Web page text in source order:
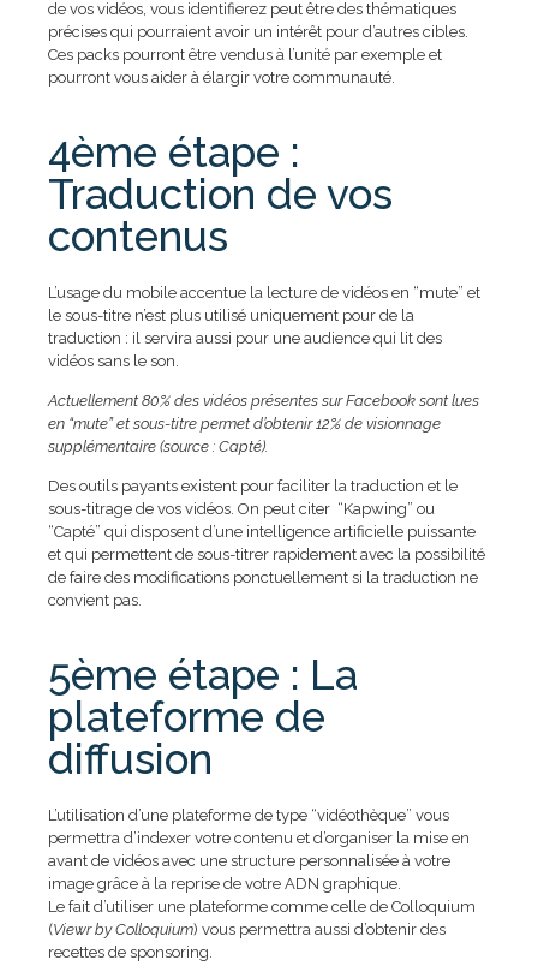
de vos vidéos, vous identifierez peut être des thématiques
précises qui pourraient avoir un intérêt pour d’autres cibles.
Ces packs pourront être vendus à l’unité par exemple et
pourront vous aider à élargir votre communauté.
4ème étape :
Traduction de vos
contenus
L’usage du mobile accentue la lecture de vidéos en “mute” et
le sous-titre n’est plus utilisé uniquement pour de la
traduction : il servira aussi pour une audience qui lit des
vidéos sans le son.
Actuellement 80% des vidéos présentes sur Facebook sont lues
en “mute” et sous-titre permet d’obtenir 12% de visionnage
supplémentaire (source : Capté).
Des outils payants existent pour faciliter la traduction et le
sous-titrage de vos vidéos. On peut citer “Kapwing” ou
“Capté” qui disposent d’une intelligence artificielle puissante
et qui permettent de sous-titrer rapidement avec la possibilité
de faire des modifications ponctuellement si la traduction ne
convient pas.
5ème étape : La
plateforme de
diffusion
L’utilisation d’une plateforme de type “vidéothèque” vous
permettra d’indexer votre contenu et d’organiser la mise en
avant de vidéos avec une structure personnalisée à votre
image grâce à la reprise de votre ADN graphique.
Le fait d’utiliser une plateforme comme celle de Colloquium
(Viewr by Colloquium) vous permettra aussi d’obtenir des
recettes de sponsoring.